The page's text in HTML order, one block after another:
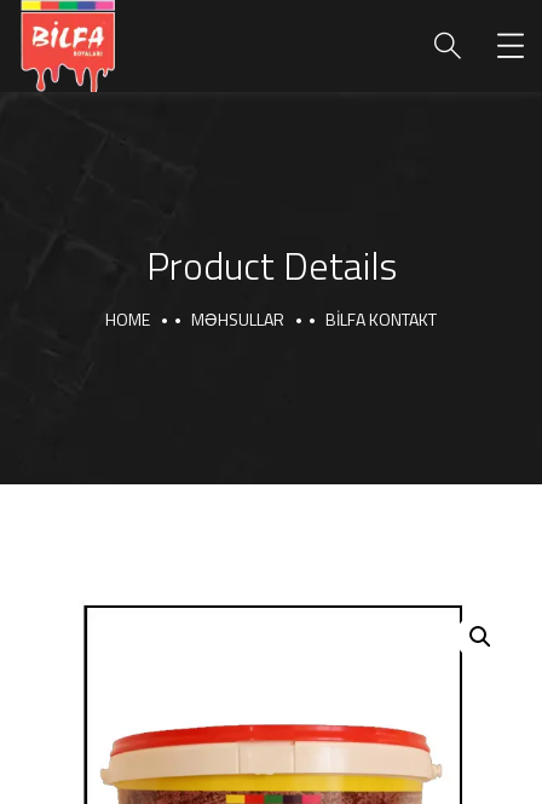
Product Details
HOME MƏHSULLAR BİLFA KONTAKT